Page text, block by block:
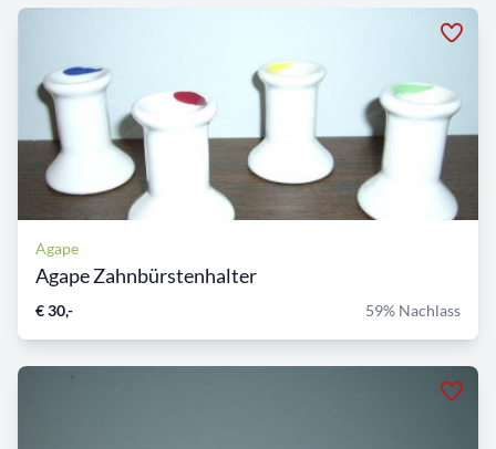
Agape
Agape Zahnbürstenhalter
€ 30,- 59% Nachlass